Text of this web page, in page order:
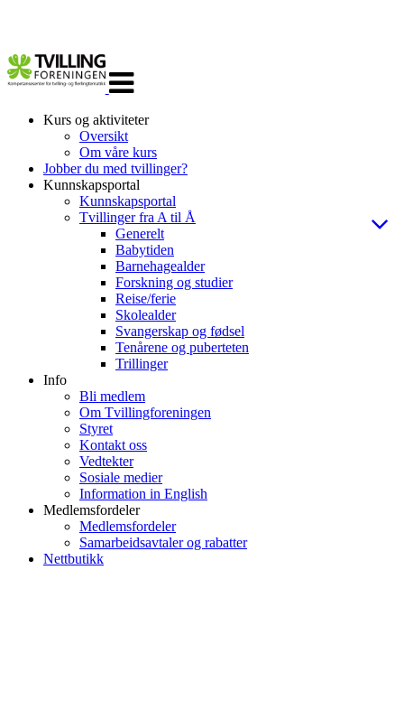
navigasjon
Kurs og aktiviteter
Oversikt
Om våre kurs
Jobber du med tvillinger?
Kunnskapsportal
Kunnskapsportal
Tvillinger fra A til Å
Generelt
Babytiden
Barnehagealder
Forskning og studier
Reise/ferie
Skolealder
Svangerskap og fødsel
Tenårene og puberteten
Trillinger
Info
Bli medlem
Om Tvillingforeningen
Styret
Kontakt oss
Vedtekter
Sosiale medier
Information in English
Medlemsfordeler
Medlemsfordeler
Samarbeidsavtaler og rabatter
Nettbutikk